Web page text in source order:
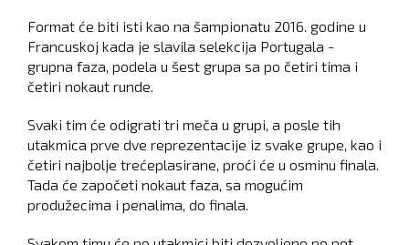
Format će biti isti kao na šampionatu 2016. godine u
Francuskoj kada je slavila selekcija Portugala -
grupna faza, podela u šest grupa sa po četiri tima i
četiri nokaut runde.
Svaki tim će odigrati tri meča u grupi, a posle tih
utakmica prve dve reprezentacije iz svake grupe, kao i
četiri najbolje trećeplasirane, proći će u osminu finala.
Tada će započeti nokaut faza, sa mogućim
produžecima i penalima, do finala.